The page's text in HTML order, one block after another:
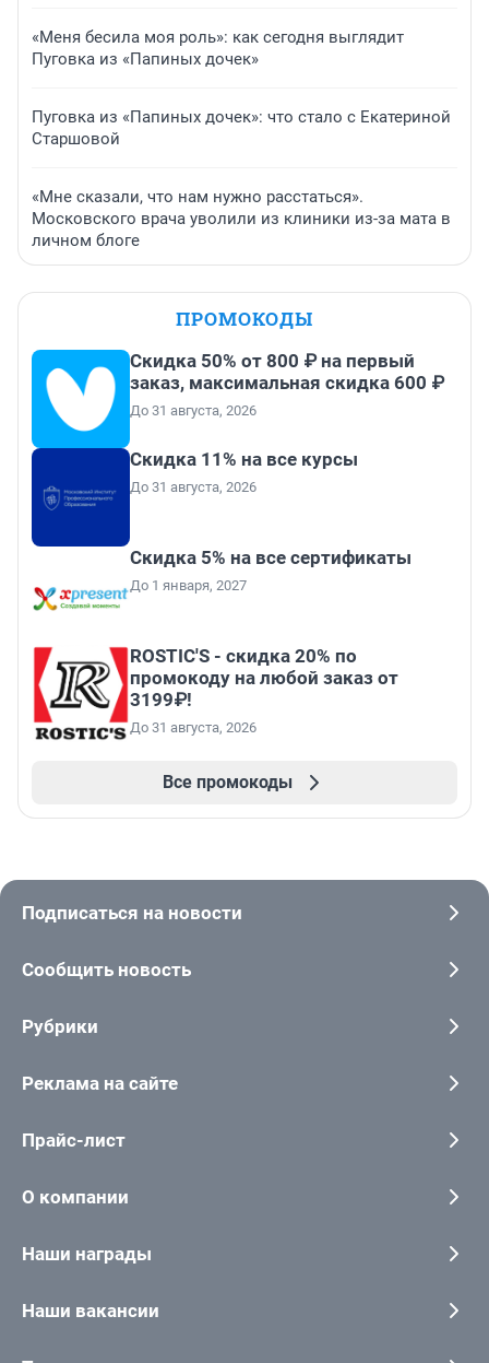
«Меня бесила моя роль»: как сегодня выглядит
Пуговка из «Папиных дочек»
Пуговка из «Папиных дочек»: что стало с Екатериной
Старшовой
«Мне сказали, что нам нужно расстаться».
Московского врача уволили из клиники из-за мата в
личном блоге
ПРОМОКОДЫ
Скидка 50% от 800 ₽ на первый
заказ, максимальная скидка 600 ₽
До 31 августа, 2026
Скидка 11% на все курсы
До 31 августа, 2026
Скидка 5% на все сертификаты
До 1 января, 2027
ROSTIC'S - скидка 20% по
промокоду на любой заказ от
3199₽!
До 31 августа, 2026
Все промокоды
Подписаться на новости
Сообщить новость
Рубрики
Реклама на сайте
Прайс-лист
О компании
Наши награды
Наши вакансии